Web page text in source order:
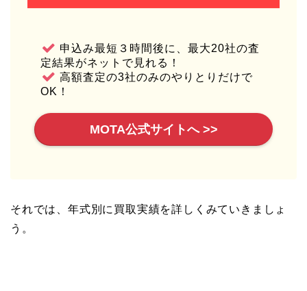
申込み最短３時間後に、最大20社の査
定結果がネットで見れる！
高額査定の3社のみのやりとりだけで
OK！
MOTA公式サイトへ >>
それでは、年式別に買取実績を詳しくみていきましょ
う。